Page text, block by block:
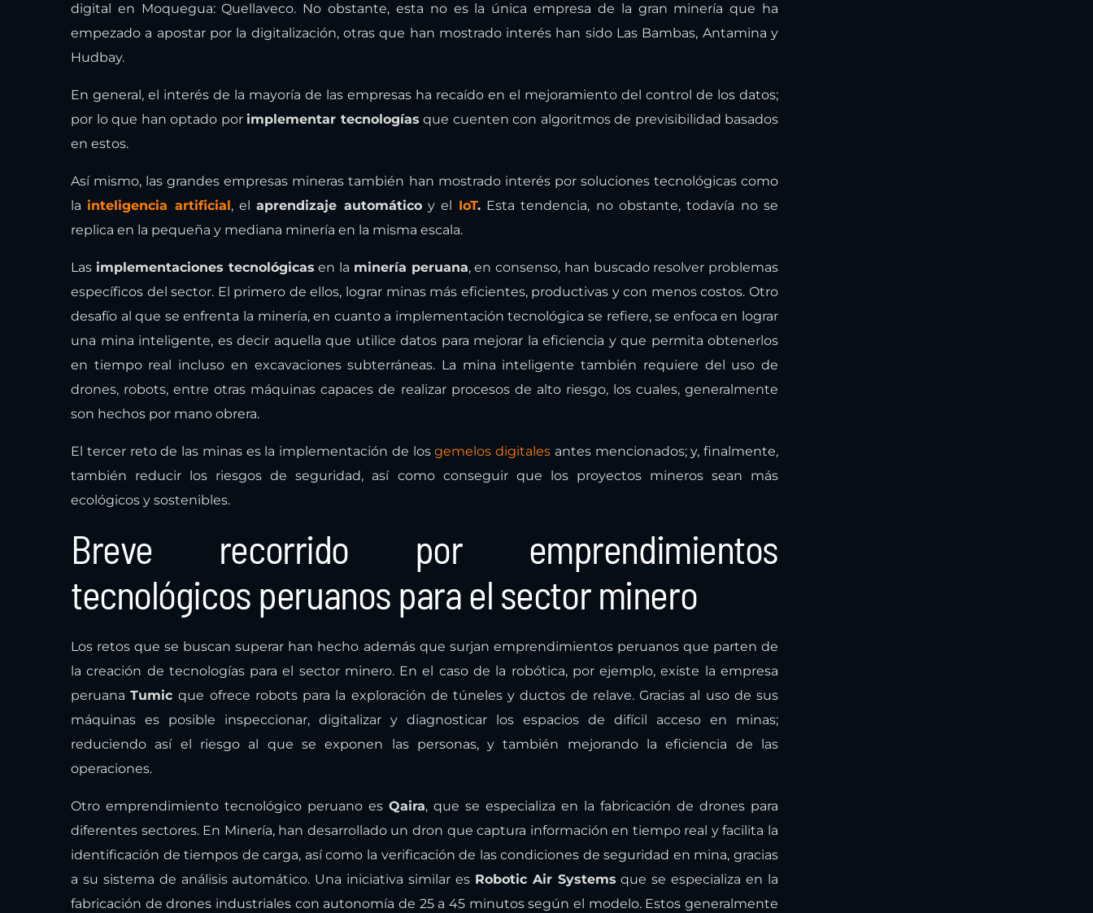
digital en Moquegua: Quellaveco. No obstante, esta no es la única empresa de la gran minería que ha
empezado a apostar por la digitalización, otras que han mostrado interés han sido Las Bambas, Antamina y
Hudbay.
En general, el interés de la mayoría de las empresas ha recaído en el mejoramiento del control de los datos;
por lo que han optado por implementar tecnologías que cuenten con algoritmos de previsibilidad basados
en estos.
Así mismo, las grandes empresas mineras también han mostrado interés por soluciones tecnológicas como
la inteligencia artificial, elaprendizaje automáticoy el IoT.Esta tendencia, no obstante, todavía no se
replica en la pequeña y mediana minería en la misma escala.
Las implementaciones tecnológicas en la minería peruana, en consenso, han buscado resolver problemas
específicos del sector. El primero de ellos, lograr minas más eficientes, productivas y con menos costos. Otro
desafío al que se enfrenta la minería, en cuanto a implementación tecnológica se refiere, se enfoca en lograr
una mina inteligente, es decir aquella que utilice datos para mejorar la eficiencia y que permita obtenerlos
en tiempo real incluso en excavaciones subterráneas. La mina inteligente también requiere del uso de
drones, robots, entre otras máquinas capaces de realizar procesos de alto riesgo, los cuales, generalmente
son hechos por mano obrera.
El tercer reto de las minas es la implementación de losgemelos digitales antes mencionados; y, finalmente,
también reducir los riesgos de seguridad, así como conseguir que los proyectos mineros sean más
ecológicos y sostenibles.
Breve recorrido por emprendimientos
tecnológicos peruanos para el sector minero
Los retos que se buscan superar han hecho además que surjan emprendimientos peruanos que parten de
la creación de tecnologías para el sector minero. En el caso de la robótica, por ejemplo, existe la empresa
peruanaTumicque ofrece robots para la exploración de túneles y ductos de relave. Gracias al uso de sus
máquinas es posible inspeccionar, digitalizar y diagnosticar los espacios de difícil acceso en minas;
reduciendo así el riesgo al que se exponen las personas, y también mejorando la eficiencia de las
operaciones.
Otro emprendimiento tecnológico peruano es Qaira, que se especializa en la fabricación de drones para
diferentes sectores. En Minería, han desarrollado un dron que captura información en tiempo real y facilita la
identificación de tiempos de carga, así como la verificación de las condiciones de seguridad en mina, gracias
a su sistema de análisis automático. Una iniciativa similar es Robotic Air Systems que se especializa en la
fabricación de drones industriales con autonomía de 25 a 45 minutos según el modelo. Estos generalmente